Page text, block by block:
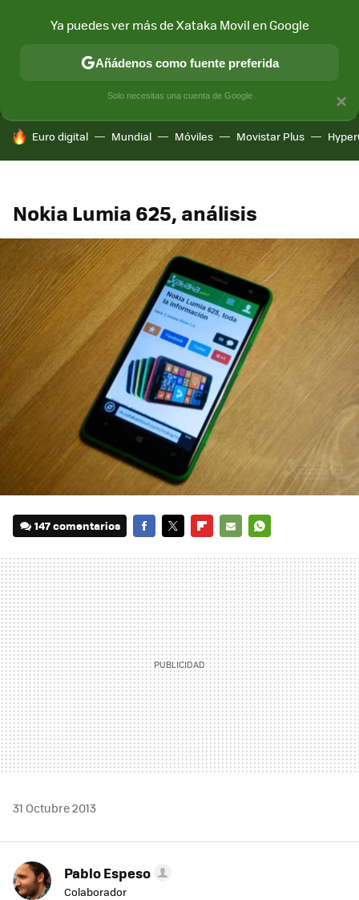
MÓVIL Y SOCIEDAD APLICACIONES
HOY SE HABLA DE
Euro digital Mundial Móviles Movistar Plus
Nokia Lumia 625, análisis
147 comentarios
MAIL
31 Octubre 2013
Pablo Espeso
Colaborador
×
Ya puedes ver más de Xataka Movil en Google
Añádenos como fuente preferida
Solo necesitas una cuenta de Google